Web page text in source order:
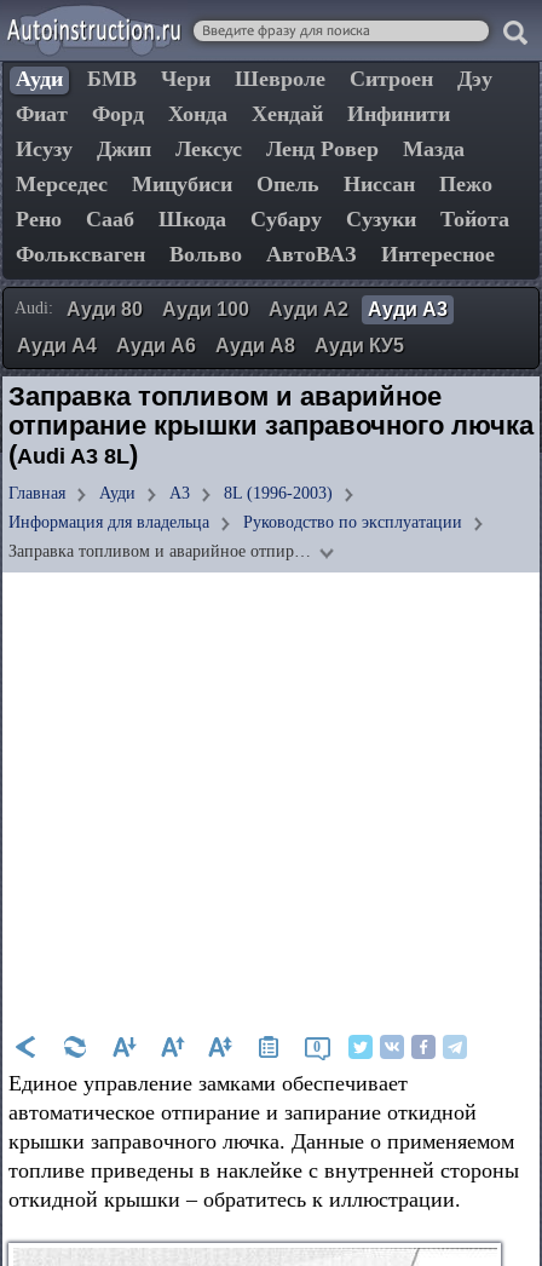
Ауди БМВ Чери Шевроле Ситроен
Дэу
Фиат
Форд Хонда Хендай
Инфинити
Исузу
Джип Лексус Ленд Ровер
Мазда
Мерседес
Мицубиси Опель Ниссан
Пежо
Рено
Сааб Шкода Субару Сузуки
Тойота
Фольксваген
Вольво АвтоВАЗ Интересное
Audi: Ауди 80 Ауди 100 Ауди А2
Ауди А3
Ауди А4
Ауди А6 Ауди А8 Ауди КУ5
Заправка топливом и аварийное
отпирание крышки заправочного лючка
(Audi A3 8L)
Главная Ауди А3
8L (1996-2003)
Информация для владельца
Руководство по эксплуатации
Заправка топливом и аварийное отпир…
0
Единое управление замками обеспечивает
автоматическое отпирание и запирание откидной
крышки заправочного лючка. Данные о применяемом
топливе приведены в наклейке с внутренней стороны
откидной крышки – обратитесь к иллюстрации.